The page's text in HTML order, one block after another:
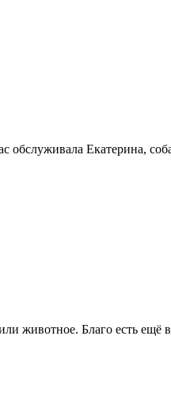
Екатерина,
животное. Благо есть